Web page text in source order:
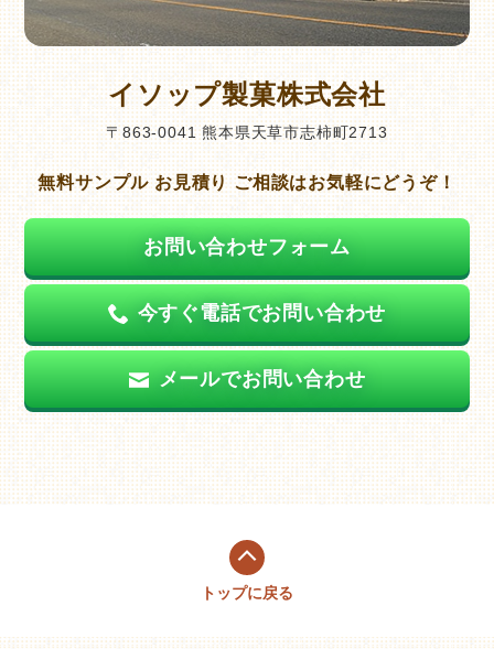
イソップ製菓株式会社
〒863-0041 熊本県天草市志柿町2713
無料サンプル お見積り ご相談はお気軽にどうぞ！
お問い合わせフォーム
今すぐ電話でお問い合わせ
メールでお問い合わせ
トップに戻る